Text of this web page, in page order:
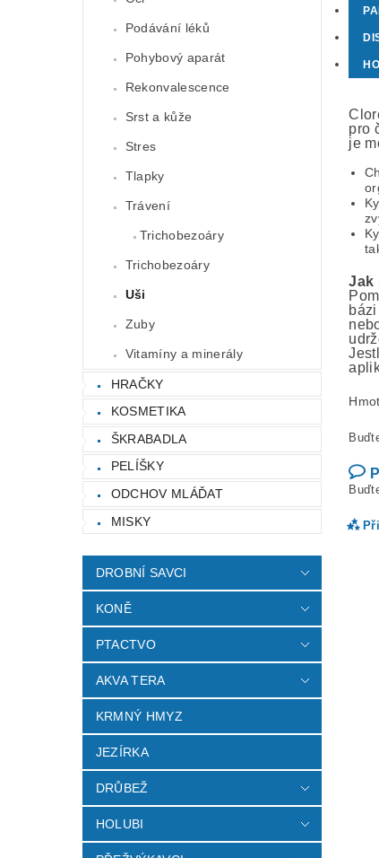
Podávání léků
Pohybový aparát
Rekonvalescence
Srst a kůže
Stres
Tlapky
Trávení
Trichobezoáry
Trichobezoáry
Uši
Zuby
Vitamíny a minerály
HRAČKY
KOSMETIKA
ŠKRABADLA
PELÍŠKY
ODCHOV MLÁĎAT
MISKY
DROBNÍ SAVCI
KONĚ
PTACTVO
AKVA TERA
KRMNÝ HMYZ
JEZÍRKA
DRŮBEŽ
HOLUBI
pro
je
Jak